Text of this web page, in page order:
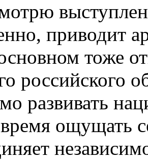
приводит
тоже
российского
развивать
ощущать